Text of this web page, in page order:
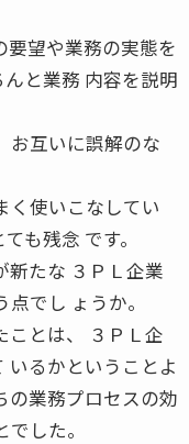
要望や業務の実態を
と業務 内容を説明
お互いに誤解のな
く使いこなしてい
も残念 です。
新たな ３ＰＬ企業
でし ょうか。
ことは、 ３ＰＬ企
いるかということよ
の業務プロセスの効
した。